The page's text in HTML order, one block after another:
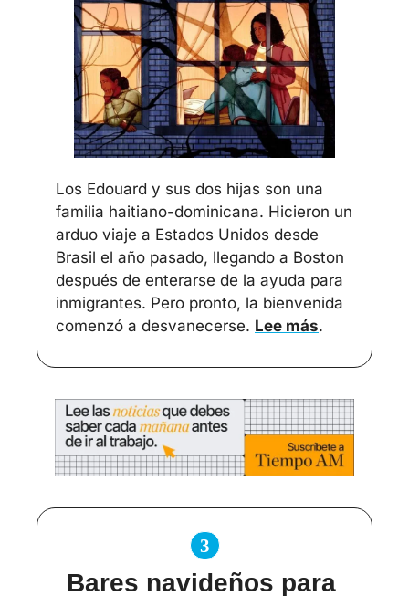
Los Edouard y sus dos hijas son una
familia haitiano-dominicana. Hicieron un
arduo viaje a Estados Unidos desde
Brasil el año pasado, llegando a Boston
después de enterarse de la ayuda para
inmigrantes. Pero pronto, la bienvenida
comenzó a desvanecerse. Lee más.
3
Bares navideños para